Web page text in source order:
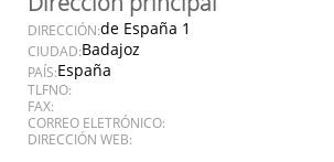
DIRECCIÓN:de España 1
CIUDAD:Badajoz
PAÍS:España
TLFNO:
FAX:
CORREO ELETRÓNICO:
DIRECCIÓN WEB: